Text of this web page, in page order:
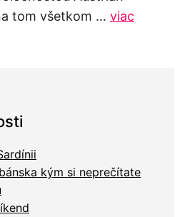
tom všetkom … viac
kým si neprečítate